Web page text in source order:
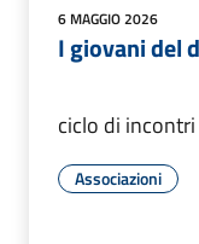
6 MAGGIO 2026
I giovani del
ciclo di
Associazioni